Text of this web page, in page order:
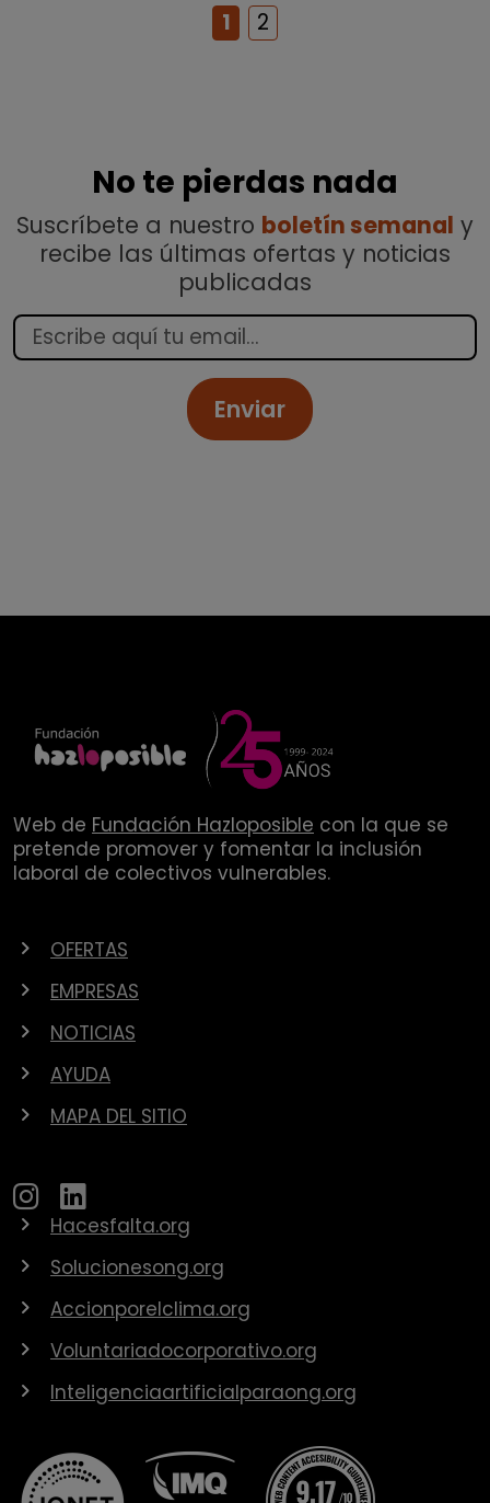
1 2
No te pierdas nada
Suscríbete a nuestro boletín semanal y
recibe las últimas ofertas y noticias
publicadas
Enviar
Web de Fundación Hazloposible con la que se
pretende promover y fomentar la inclusión
laboral de colectivos vulnerables.
OFERTAS
EMPRESAS
NOTICIAS
AYUDA
MAPA DEL SITIO
Hacesfalta.org
Solucionesong.org
Accionporelclima.org
Voluntariadocorporativo.org
Inteligenciaartificialparaong.org